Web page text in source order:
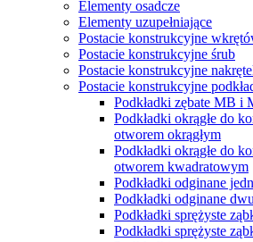
Elementy osadcze
Elementy uzupełniające
Postacie konstrukcyjne
Postacie konstrukcyjne śrub
Postacie konstrukcyjne
Postacie konstrukcyjne
Podkładki zębate MB i
Podkładki okrągłe do
otworem okrągłym
Podkładki okrągłe do
otworem kwadratowym
Podkładki odginane
Podkładki odginane
Podkładki sprężyste
Podkładki sprężyste